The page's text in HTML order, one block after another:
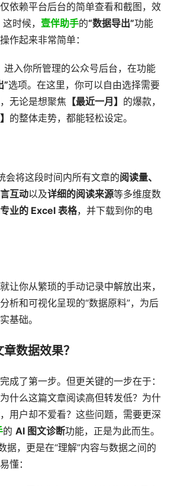
依赖平台后台的简单查看和截图，效
时候， 壹伴助手的“数据导出”功能
作起来非常简单：
进入你所管理的公众号后台，在功能
”选项。在这里，你可以自由选择需要
，无论是想聚焦 【最近一月】 的爆款，
的整体走势，都能轻松设定。
会将这段时间内所有文章的阅读量、
互动以及详细的阅读来源等多维度数
专业的 Excel 表格，并下载到你的电
让你从繁琐的手动记录中解放出来，
析和可视化呈现的“数据原料”，为后
基础。
数据效果？
成了第一步。但更关键的一步在于：
什么这篇文章阅读高但转发低？为什
用户却不爱看？这些问题，需要更深
的 AI 图文诊断功能，正是为此而生。
据，更是在“理解”内容与数据之间的
懂：